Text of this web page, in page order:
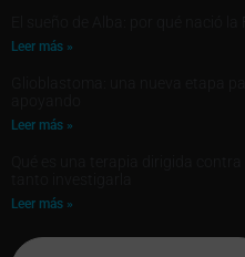
Leer más »
Leer más »
Leer más »